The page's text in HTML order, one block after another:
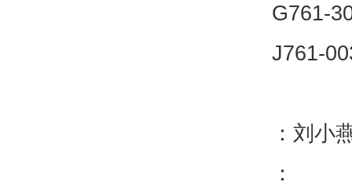
G761-
J761-
：刘小
：